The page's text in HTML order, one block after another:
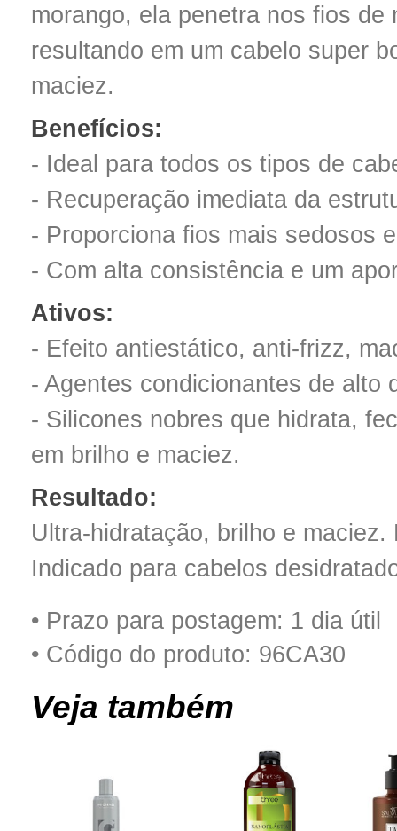
morango, ela penetra nos fios
resultando em um cabelo super
maciez.
Benefícios:
- Ideal para todos os tipos de
- Recuperação imediata da
- Proporciona fios mais sedosos
- Com alta consistência e um
Ativos:
- Efeito antiestático, anti-frizz,
- Agentes condicionantes de alto
- Silicones nobres que hidrata,
em brilho e maciez.
Resultado:
Ultra-hidratação, brilho e
Indicado para cabelos
• Prazo para postagem: 1 dia útil
• Código do produto: 96CA30
Veja também